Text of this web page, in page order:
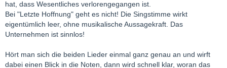
hat, dass Wesentliches verlorengegangen ist.
Bei "Letzte Hoffnung" geht es nicht! Die Singstimme wirkt
eigentümlich leer, ohne musikalische Aussagekraft. Das
Unternehmen ist sinnlos!
Hört man sich die beiden Lieder einmal ganz genau an und wirft
dabei einen Blick in die Noten, dann wird schnell klar, woran das